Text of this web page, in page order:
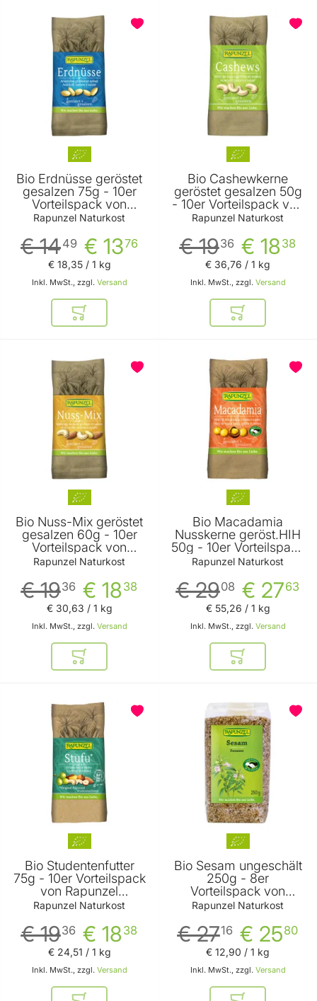
Bio Erdnüsse geröstet
gesalzen 75g - 10er
Vorteilspack von
Rapunzel Naturkost
Rapunzel Naturkost
€ 1376
€ 1449
Inkl. MwSt., zzgl. Versand
€ 18,35/ 1 kg
In den Warenkorb
Bio Cashewkerne
geröstet gesalzen 50g
- 10er Vorteilspack von
Rapunzel Naturkost
Rapunzel Naturkost
€ 1838
€ 1936
Inkl. MwSt., zzgl. Versand
€ 36,76 / 1 kg
In den
Bio Nuss-Mix geröstet
gesalzen 60g - 10er
Vorteilspack von
Rapunzel Naturkost
Rapunzel Naturkost
€ 1838
€ 1936
Inkl. MwSt., zzgl. Versand
€ 30,63 / 1 kg
In den Warenkorb
Bio Macadamia
Nusskerne geröst.HIH
50g - 10er Vorteilspack
von Rapunzel
Rapunzel Naturkost
€ 2763
€ 2908
Inkl. MwSt., zzgl. Versand
€ 55,26 / 1 kg
In den
Bio Studentenfutter
75g - 10er Vorteilspack
von Rapunzel
Naturkost
Rapunzel Naturkost
€ 1838
€ 1936
Inkl. MwSt., zzgl. Versand
€ 24,51 / 1 kg
Bio Sesam ungeschält
250g - 8er
Vorteilspack von
Rapunzel Naturkost
Rapunzel Naturkost
€ 2580
€ 2716
Inkl. MwSt., zzgl. Versand
€ 12,90 / 1 kg